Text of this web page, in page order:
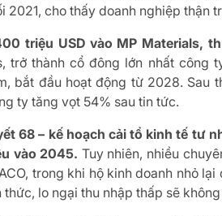
2021, cho thấy doanh nghiệp thận
triệu USD vào MP Materials,
trở thành cổ đông lớn nhất công
bắt đầu hoạt động từ 2028. Sau
ty tăng vọt 54% sau tin tức.
68 – kế hoạch cải tổ kinh tế tư
vào 2045. Tuy nhiên, nhiều
trong khi hộ kinh doanh nhỏ
thức, lo ngại thu nhập thấp sẽ